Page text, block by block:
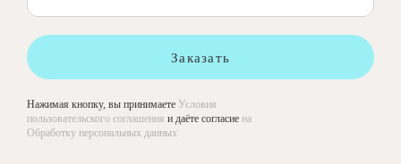
Заказать
Нажимая кнопку, вы принимаете Условия
пользовательского соглашения и даёте согласие на
Обработку персональных данных